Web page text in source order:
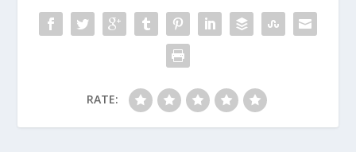
RATE: